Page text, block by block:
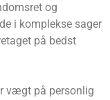
og
i komplekse sager
på bedst
vægt på personlig